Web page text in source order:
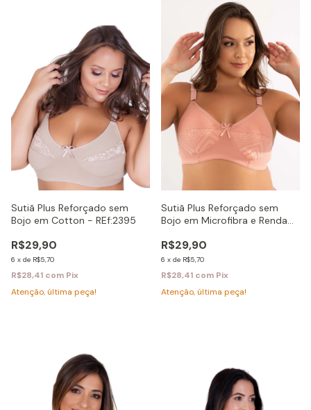
Sutiã Plus Reforçado sem
Bojo em Cotton - REf:2395
R$29,90
6 x de R$5,70
R$28,41 com Pix
Atenção, última peça!
Sutiã Plus Reforçado sem
Bojo em Microfibra e Renda
R$29,90
6 x de R$5,70
R$28,41 com Pix
Atenção, última peça!